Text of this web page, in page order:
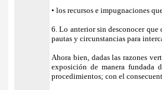
• los recursos e impugnaciones
6. Lo anterior sin desconocer
pautas y circunstancias para
Ahora bien, dadas las razones
exposición de manera fundada
procedimientos; con el